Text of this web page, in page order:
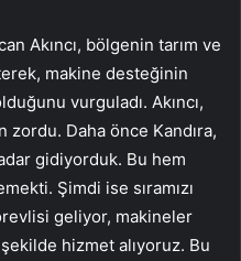
Akıncı, bölgenin tarım ve
makine desteğinin
vurguladı. Akıncı,
zordu. Daha önce Kandıra,
gidiyorduk. Bu hem
Şimdi ise sıramızı
geliyor, makineler
hizmet alıyoruz. Bu